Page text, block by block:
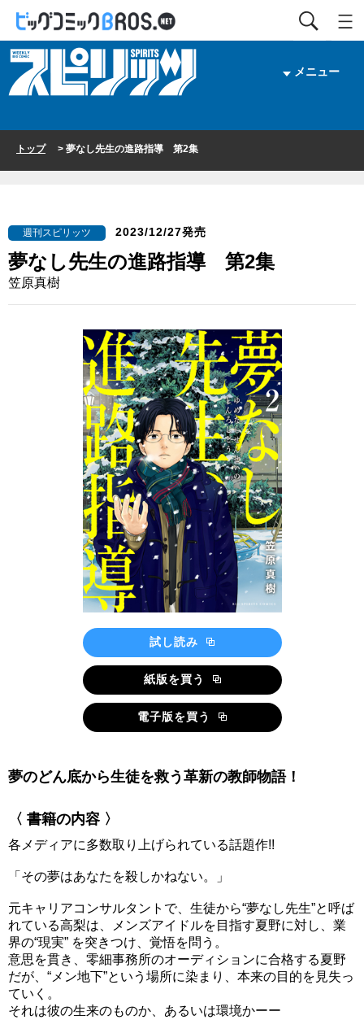
メニュー
トップ> 夢なし先生の進路指導 第2集
週刊スピリッツ 2023/12/27発売
夢なし先生の進路指導 第2集
笠原真樹
試し読み
紙版を買う
電子版を買う
夢のどん底から生徒を救う革新の教師物語！
〈 書籍の内容 〉
各メディアに多数取り上げられている話題作!!
「その夢はあなたを殺しかねない。」
元キャリアコンサルタントで、生徒から“夢なし先生”と呼ば
れている高梨は、メンズアイドルを目指す夏野に対し、業
界の“現実” を突きつけ、覚悟を問う。
意思を貫き、零細事務所のオーディションに合格する夏野
だが、“メン地下”という場所に染まり、本来の目的を見失っ
ていく。
それは彼の生来のものか、あるいは環境かーー